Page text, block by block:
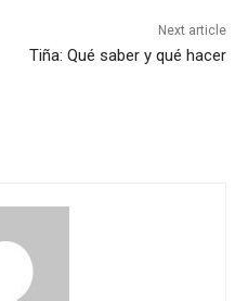
Next article
Tiña: Qué saber y qué hacer